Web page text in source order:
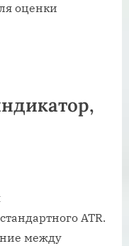
оценки
ATR.
между